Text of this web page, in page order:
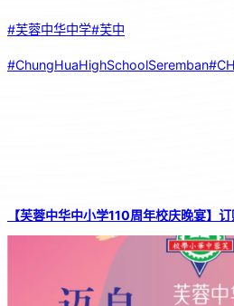
#芙蓉中华中学#芙中
#ChungHuaHighSchoolSeremban
【芙蓉中华中小学110周年校庆晚宴】